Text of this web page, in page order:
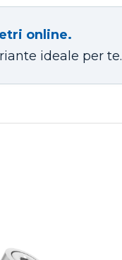
online.
ideale per te.